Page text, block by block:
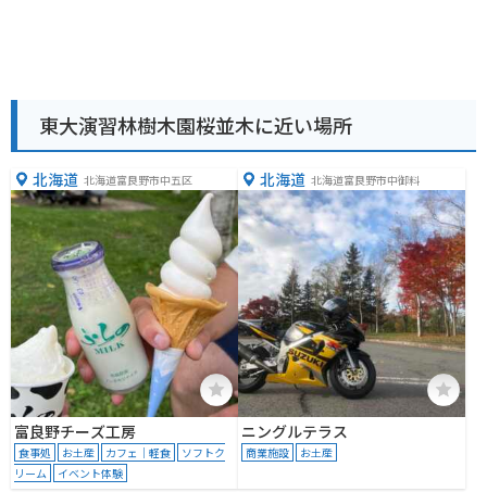
東大演習林樹木園桜並木に近い場所
北海道 北海道富良野市中五区
富良野チーズ工房
食事処 お土産 カフェ｜軽食
ソフトク
リーム
イベント体験
北海道 北海道富良野市中御料
ニングルテラス
商業施設 お土産